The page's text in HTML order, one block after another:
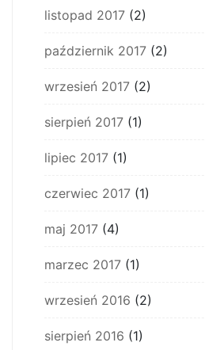
listopad 2017 (2)
październik 2017 (2)
wrzesień 2017 (2)
sierpień 2017 (1)
lipiec 2017 (1)
czerwiec 2017 (1)
maj 2017 (4)
marzec 2017 (1)
wrzesień 2016 (2)
sierpień 2016 (1)